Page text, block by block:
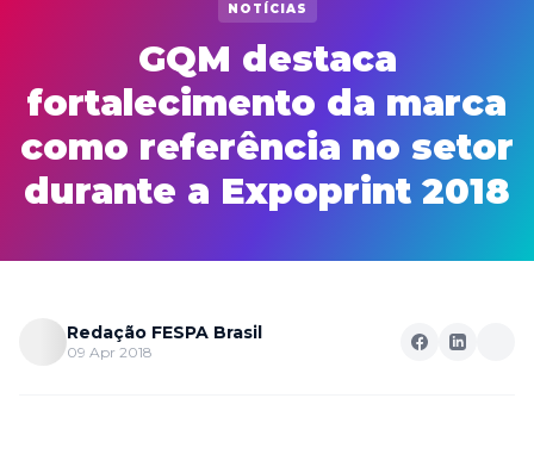
NOTÍCIAS
GQM destaca
fortalecimento da marca
como referência no setor
durante a Expoprint 2018
Redação FESPA Brasil
09 Apr 2018